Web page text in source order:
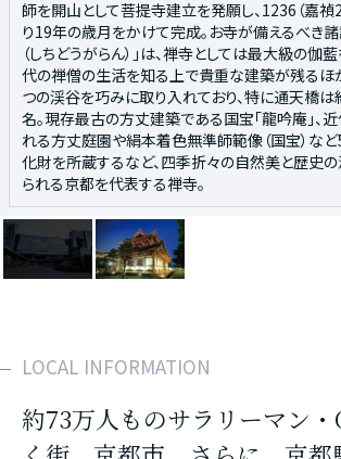
全国最大級の大規模複合施設である駅ビルは、ホ
施設などで構成され、乗換などの隙間時間にも楽
としても人気の施設です。また、周辺には街のラ
タワーを中心に、世界遺産から話題のグルメ、人
で、様々な観光地が徒歩圏内に位置しています。
地元の人々で賑わう京都駅周辺。利便性の高い
拠点としてだけでなく、豊かな歴史を感じられる
の波を調和させた魅力あふれるエリアです。
師を開山として菩提寺建立を発願し、1236（嘉禎2
り19年の歳月をかけて完成。お寺が備えるべき
（しちどうがらん）」は、禅寺としては最大級の伽
代の禅僧の生活を知る上で貴重な建築が残るほ
つの渓谷を巧みに取り入れており、特に通天橋
名。現存最古の方丈建築である国宝「龍吟庵」、
れる方丈庭園や絹本着色無準師範像（国宝）な
化財を所蔵するなど、四季折々の自然美と歴史
られる京都を代表する禅寺。
LOCAL INFORMATION
約73万人ものサラリーマン